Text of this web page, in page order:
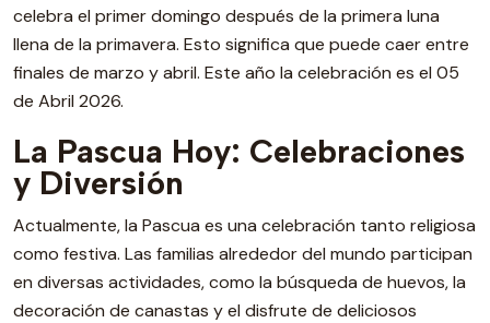
celebra el primer domingo después de la primera luna
llena de la primavera. Esto significa que puede caer entre
finales de marzo y abril. Este año la celebración es el 05
de Abril 2026.
La Pascua Hoy: Celebraciones
y Diversión
Actualmente, la Pascua es una celebración tanto religiosa
como festiva. Las familias alrededor del mundo participan
en diversas actividades, como la búsqueda de huevos, la
decoración de canastas y el disfrute de deliciosos